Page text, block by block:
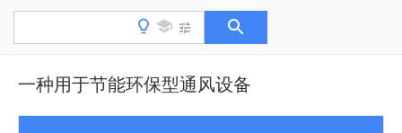
一种用于节能环保型通风设备